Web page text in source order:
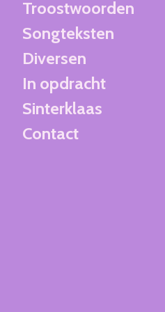
Troostwoorden
Songteksten
Diversen
In opdracht
Sinterklaas
Contact